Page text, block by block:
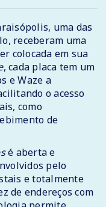
uma das
receberam uma
colocada em sua
, cada placa tem um
e Waze a
o acesso
como
de
é aberta e
pelo
e totalmente
de endereços com